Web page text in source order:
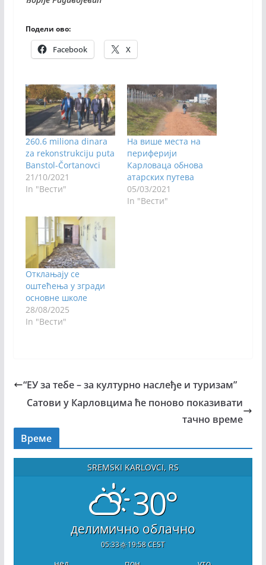
Подели ово:
Facebook X
260.6 miliona dinara
za rekonstrukciju puta
Banstol-Čortanovci
21/10/2021
In "Вести"
На више места на
периферији
Карловаца обнова
атарских путева
05/03/2021
In "Вести"
Отклањају се
оштећења у згради
основне школе
28/08/2025
In "Вести"
“ЕУ за тебе – за културно наслеђе и туризам”
Сатови у Карловцима ће поново показивати
тачно време
Време
SREMSKI KARLOVCI, RS
30°
делимично облачно
05:33 19:58 CEST